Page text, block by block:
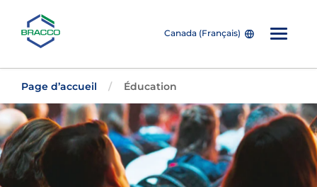
Skip to main content
Canada (Français)
Page d’accueil Éducation